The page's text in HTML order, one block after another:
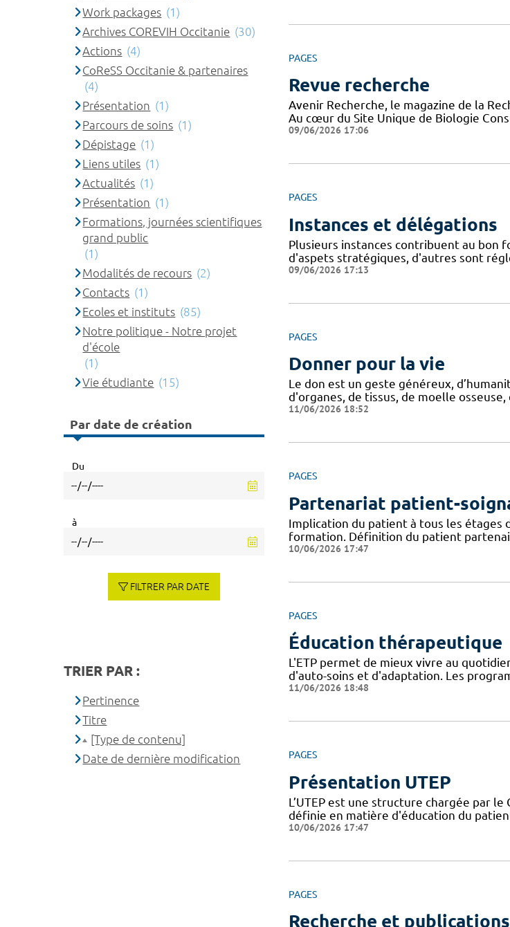
PAGES
Revue recherche
Avenir Recherche, le magazine de la
Au cœur du Site Unique de Biologie
09/06/2026 17:06
PAGES
Instances et délégations
Plusieurs instances contribuent au bon
d'aspets stratégiques, d'autres sont
09/06/2026 17:13
PAGES
Donner pour la vie
Le don est un geste généreux,
d'organes, de tissus, de moelle
11/06/2026 18:52
PAGES
Partenariat patient-
Implication du patient à tous les étages
formation. Définition du patient
10/06/2026 17:47
PAGES
Éducation thérapeutique
L'ETP permet de mieux vivre au
d'auto-soins et d'adaptation. Les
11/06/2026 18:48
PAGES
Présentation UTEP
L’UTEP est une structure chargée par
définie en matière d'éducation du
10/06/2026 17:47
PAGES
Recherche et publications
Work packages (1)
Archives COREVIH Occitanie (30)
Actions (4)
CoReSS Occitanie & partenaires
(4)
Présentation (1)
Parcours de soins (1)
Dépistage (1)
Liens utiles (1)
Actualités (1)
Présentation (1)
Formations, journées scientifiques
grand public
(1)
Modalités de recours (2)
Contacts (1)
Ecoles et instituts (85)
Notre politique - Notre projet
d'école
(1)
Vie étudiante (15)
Par date de création
Du
à
FILTRER PAR DATE
TRIER PAR :
Pertinence
Titre
[Type de contenu]
Date de dernière modification